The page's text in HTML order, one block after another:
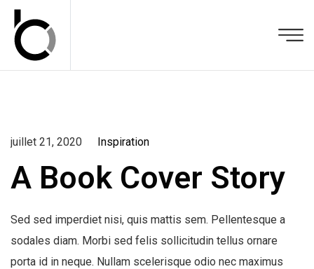
juillet 21, 2020 Inspiration
A Book Cover Story
Sed sed imperdiet nisi, quis mattis sem. Pellentesque a
sodales diam. Morbi sed felis sollicitudin tellus ornare
porta id in neque. Nullam scelerisque odio nec maximus